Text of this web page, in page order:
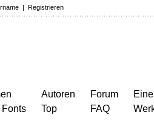
| Registrieren
Fonts
Autoren
Top
Forum
FAQ